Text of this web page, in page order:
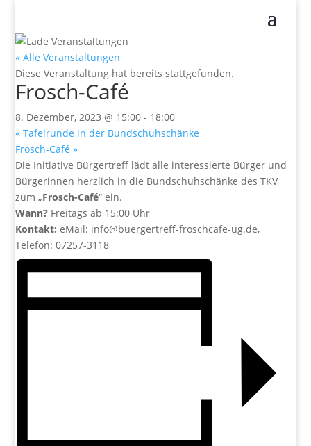
« Alle Veranstaltungen
Diese Veranstaltung hat bereits stattgefunden.
Frosch-Café
8. Dezember, 2023 @ 15:00 - 18:00
« Tafelrunde in der Bundschuhschänke
Frosch-Café»
Die Initiative Bürgertreff lädt alle interessierte Bürger und
Bürgerinnen herzlich in die Bundschuhschänke des TKV
zum „Frosch-Café“ ein.
Wann? Freitags ab 15:00 Uhr
Kontakt: eMail: info@buergertreff-froschcafe-ug.de,
Telefon: 07257-3118